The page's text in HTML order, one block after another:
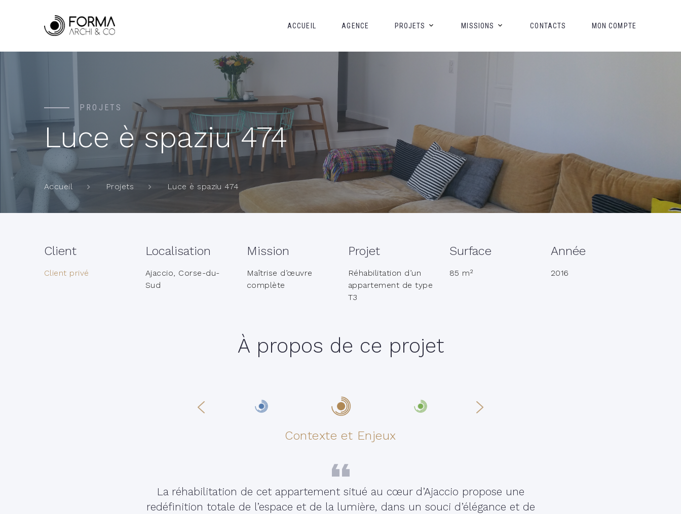
ACCUEIL AGENCE PROJETS MISSIONS CONTACTS MON COMPTE
PROJETS
Luce è spaziu 474
Accueil Projets Luce è spaziu 474
Client
Client privé
Localisation
Ajaccio, Corse-du-
Sud
Mission
Maîtrise d’œuvre
complète
Projet
Réhabilitation d’un
appartement de type
T3
Surface
85 m²
Année
2016
À propos de ce projet
Contexte et Enjeux
La réhabilitation de cet appartement situé au cœur d’Ajaccio propose une
redéfinition totale de l’espace et de la lumière, dans un souci d’élégance et de